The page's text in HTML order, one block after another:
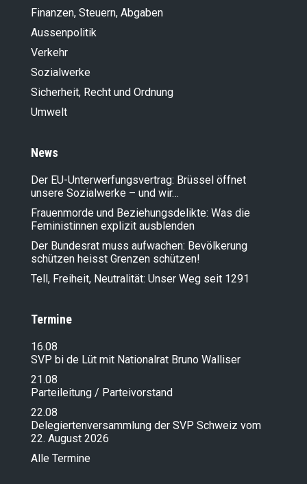
Finanzen, Steuern, Abgaben
Aussenpolitik
Verkehr
Sozialwerke
Sicherheit, Recht und Ordnung
Umwelt
News
Der EU-Unterwerfungsvertrag: Brüssel öffnet
unsere Sozialwerke – und wir…
Frauenmorde und Beziehungsdelikte: Was die
Feministinnen explizit ausblenden
Der Bundesrat muss aufwachen: Bevölkerung
schützen heisst Grenzen schützen!
Tell, Freiheit, Neutralität: Unser Weg seit 1291
Termine
16.08
SVP bi de Lüt mit Nationalrat Bruno Walliser
21.08
Parteileitung / Parteivorstand
22.08
Delegiertenversammlung der SVP Schweiz vom
22. August 2026
Alle Termine